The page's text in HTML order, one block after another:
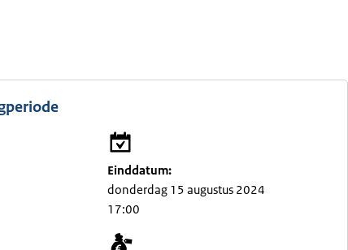
Einddatum:
donderdag 15 augustus 2024
17:00